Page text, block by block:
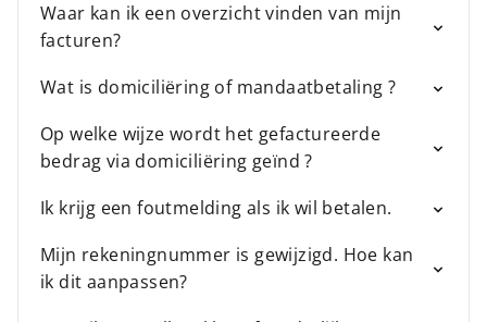
Waar kan ik een overzicht vinden van mijn
facturen?
Wat is domiciliëring of mandaatbetaling ?
Op welke wijze wordt het gefactureerde
bedrag via domiciliëring geïnd ?
Ik krijg een foutmelding als ik wil betalen.
Mijn rekeningnummer is gewijzigd. Hoe kan
ik dit aanpassen?